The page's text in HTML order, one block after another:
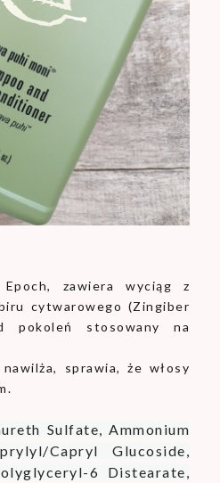
zawiera wyciąg z
cytwarowego (Zingiber
pokoleń stosowany na
sprawia, że włosy
Sulfate, Ammonium
Capryl Glucoside,
6 Distearate,